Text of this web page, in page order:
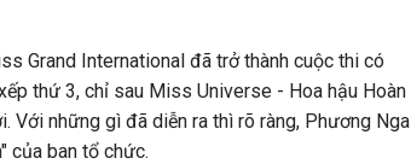
Grand International đã trở thành cuộc thi có
thứ 3, chỉ sau Miss Universe - Hoa hậu Hoàn
Với những gì đã diễn ra thì rõ ràng, Phương Nga
của ban tổ chức.